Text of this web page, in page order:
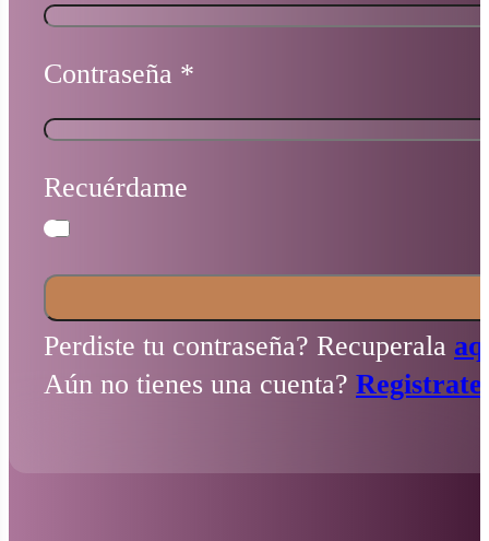
Contraseña *
Recuérdame
Perdiste tu contraseña? Recuperala
Aún no tienes una cuenta?